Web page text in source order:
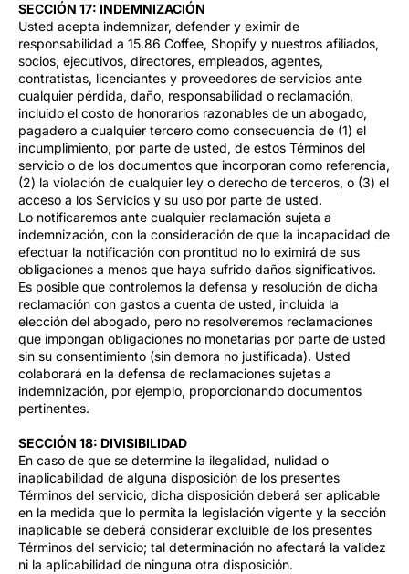
SECCIÓN 17: INDEMNIZACIÓN
Usted acepta indemnizar, defender y eximir de
responsabilidad a 15.86 Coffee, Shopify y nuestros afiliados,
socios, ejecutivos, directores, empleados, agentes,
contratistas, licenciantes y proveedores de servicios ante
cualquier pérdida, daño, responsabilidad o reclamación,
incluido el costo de honorarios razonables de un abogado,
pagadero a cualquier tercero como consecuencia de (1) el
incumplimiento, por parte de usted, de estos Términos del
servicio o de los documentos que incorporan como referencia,
(2) la violación de cualquier ley o derecho de terceros, o (3) el
acceso a los Servicios y su uso por parte de usted.
Lo notificaremos ante cualquier reclamación sujeta a
indemnización, con la consideración de que la incapacidad de
efectuar la notificación con prontitud no lo eximirá de sus
obligaciones a menos que haya sufrido daños significativos.
Es posible que controlemos la defensa y resolución de dicha
reclamación con gastos a cuenta de usted, incluida la
elección del abogado, pero no resolveremos reclamaciones
que impongan obligaciones no monetarias por parte de usted
sin su consentimiento (sin demora no justificada). Usted
colaborará en la defensa de reclamaciones sujetas a
indemnización, por ejemplo, proporcionando documentos
pertinentes.
SECCIÓN 18: DIVISIBILIDAD
En caso de que se determine la ilegalidad, nulidad o
inaplicabilidad de alguna disposición de los presentes
Términos del servicio, dicha disposición deberá ser aplicable
en la medida que lo permita la legislación vigente y la sección
inaplicable se deberá considerar excluible de los presentes
Términos del servicio; tal determinación no afectará la validez
ni la aplicabilidad de ninguna otra disposición.